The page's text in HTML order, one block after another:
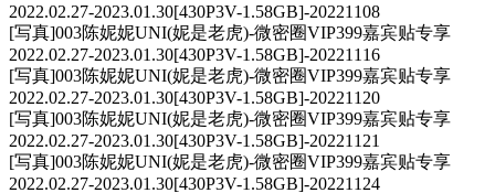
2022.02.27-2023.01.30[430P3V-1.58GB]-20221108
[写真]003陈妮妮UNI(妮是老虎)-微密圈VIP399嘉宾贴专享
2022.02.27-2023.01.30[430P3V-1.58GB]-20221116
[写真]003陈妮妮UNI(妮是老虎)-微密圈VIP399嘉宾贴专享
2022.02.27-2023.01.30[430P3V-1.58GB]-20221120
[写真]003陈妮妮UNI(妮是老虎)-微密圈VIP399嘉宾贴专享
2022.02.27-2023.01.30[430P3V-1.58GB]-20221121
[写真]003陈妮妮UNI(妮是老虎)-微密圈VIP399嘉宾贴专享
2022.02.27-2023.01.30[430P3V-1.58GB]-20221124